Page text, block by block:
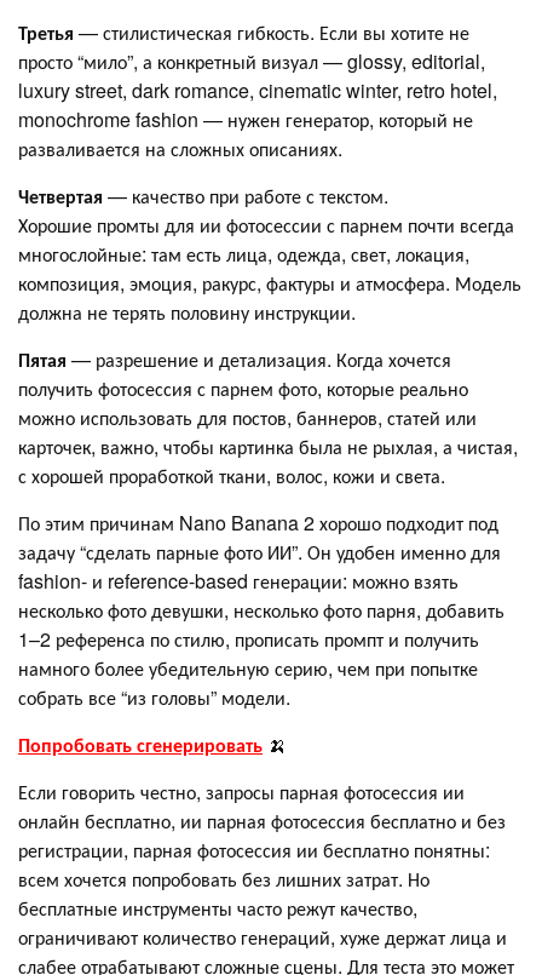
Третья — стилистическая гибкость. Если вы хотите не
просто “мило”, а конкретный визуал — glossy, editorial,
luxury street, dark romance, cinematic winter, retro hotel,
monochrome fashion — нужен генератор, который не
разваливается на сложных описаниях.
Четвертая — качество при работе с текстом.
Хорошие промты для ии фотосессии с парнем почти всегда
многослойные: там есть лица, одежда, свет, локация,
композиция, эмоция, ракурс, фактуры и атмосфера. Модель
должна не терять половину инструкции.
Пятая — разрешение и детализация. Когда хочется
получить фотосессия с парнем фото, которые реально
можно использовать для постов, баннеров, статей или
карточек, важно, чтобы картинка была не рыхлая, а чистая,
с хорошей проработкой ткани, волос, кожи и света.
По этим причинам Nano Banana 2 хорошо подходит под
задачу “сделать парные фото ИИ”. Он удобен именно для
fashion- и reference-based генерации: можно взять
несколько фото девушки, несколько фото парня, добавить
1–2 референса по стилю, прописать промпт и получить
намного более убедительную серию, чем при попытке
собрать все “из головы” модели.
Попробовать сгенерировать 🍌
Если говорить честно, запросы парная фотосессия ии
онлайн бесплатно, ии парная фотосессия бесплатно и без
регистрации, парная фотосессия ии бесплатно понятны:
всем хочется попробовать без лишних затрат. Но
бесплатные инструменты часто режут качество,
ограничивают количество генераций, хуже держат лица и
слабее отрабатывают сложные сцены. Для теста это может